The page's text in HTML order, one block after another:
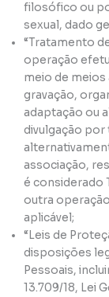
filosófico ou
sexual, dado
“Tratamento
operação
meio de
gravação,
adaptação ou
divulgação por
associação,
é considerado
outra
aplicável;
“Leis de
disposições
Pessoais,
13.709/18, Lei